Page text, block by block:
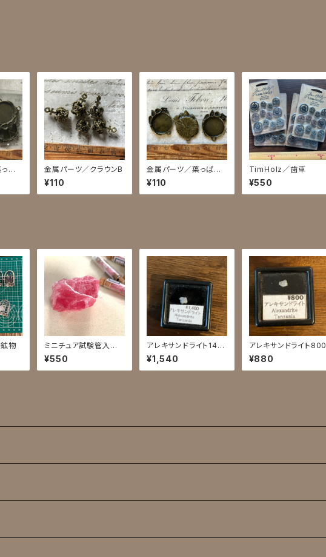
ぱ 金属パーツ／クラウンB
¥110
金属パーツ／葉っぱ時
計 丸カン付き
¥110
TimHolz／歯車
¥550
物
ミニチュア試験管入標
本／菱マンガン鉱
¥550
アレキサンドライト140
0
¥1,540
アレキサンドライト800
¥880